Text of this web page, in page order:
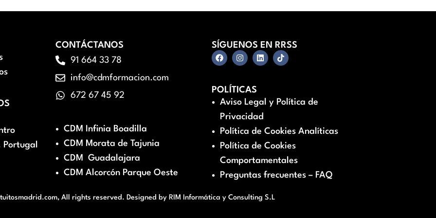
Portugal
CONTÁCTANOS
91 664 33 78
info@cdmformacion.com
672 67 45 92
CDM Infinia Boadilla
CDM Morata de Tajunia
CDM Guadalajara
CDM Alcorcón Parque Oeste
SÍGUENOS EN RRSS
POLÍTICAS
Aviso Legal y Política de
Privacidad
Política de Cookies Analíticas
Política de Cookies
Comportamentales
Preguntas frecuentes – FAQ
All rights reserved. Designed by RIM Informática y Consulting S.L